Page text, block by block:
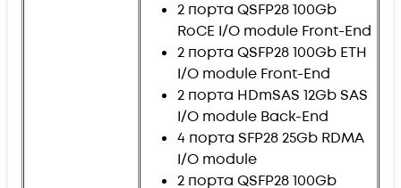
2 порта QSFP28 100Gb
RoCE I/O module Front-End
2 порта QSFP28 100Gb ETH
I/O module Front-End
2 порта HDmSAS 12Gb SAS
I/O module Back-End
4 порта SFP28 25Gb RDMA
I/O module
2 порта QSFP28 100Gb